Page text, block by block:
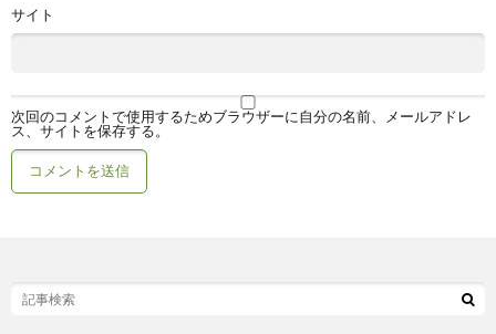
サイト
次回のコメントで使用するためブラウザーに自分の名前、メールアドレ
ス、サイトを保存する。